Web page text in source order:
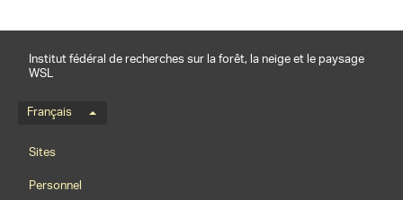
Institut fédéral de recherches sur la forêt, la neige et le paysage
WSL
Menu de langue
Français
Footernavigation
Sites
Personnel